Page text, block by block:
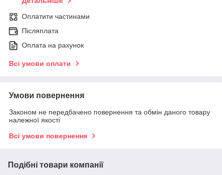
Оплатити частинами
Післяплата
Оплата на рахунок
Всі умови оплати
Умови повернення
Законом не передбачено повернення та обмін даного товару
належної якості
Всі умови повернення
Подібні товари компанії